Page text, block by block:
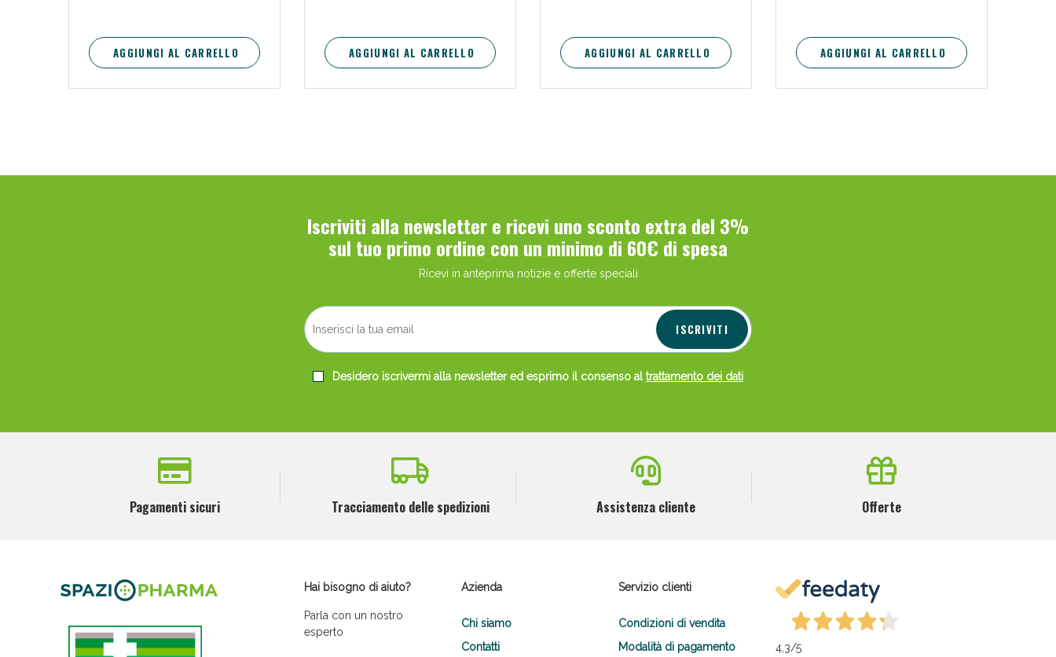
AGGIUNGI AL CARRELLO AGGIUNGI AL CARRELLO AGGIUNGI AL CARRELLO AGGIUNGI AL CARRELLO
Iscriviti alla newsletter e ricevi uno sconto extra del 3%
sul tuo primo ordine con un minimo di 60€ di spesa
Ricevi in anteprima notizie e offerte speciali
ISCRIVITI
Desidero iscrivermi alla newsletter ed esprimo il consenso al trattamento dei dati
Pagamenti sicuri Tracciamento delle spedizioni Assistenza cliente Offerte
Hai bisogno di aiuto?
Parla con un nostro
esperto
Azienda
Chi siamo
Contatti
Servizio clienti
Condizioni di vendita
Modalità di pagamento
4,3/5
Benessere Intestinale: Sconto fino al 55% valido oggi!